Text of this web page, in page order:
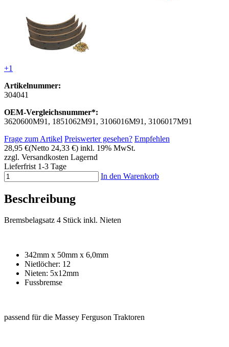
+1
Artikelnummer:
304041
OEM-Vergleichsnummer*:
3620600M91, 1851062M91, 3106016M91, 3106017M91
Frage zum Artikel Preiswerter gesehen? Empfehlen
28,95 €(Netto 24,33 €) inkl. 19% MwSt.
zzgl. Versandkosten Lagernd
Lieferfrist 1-3 Tage
In den Warenkorb
Beschreibung
Bremsbelagsatz 4 Stück inkl. Nieten
342mm x 50mm x 6,0mm
Nietlöcher: 12
Nieten: 5x12mm
Fussbremse
passend für die Massey Ferguson Traktoren